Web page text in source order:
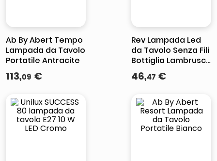
Ab By Abert Tempo
Lampada da Tavolo
Portatile Antracite
113,09 €
Rev Lampada Led
da Tavolo Senza Fili
Bottiglia Lambrusco
Bianco Caldo
46,47 €